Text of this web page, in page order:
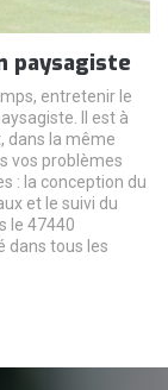
paysagiste
entretenir le
Il est à
dans la même
vos problèmes
: la conception du
et le suivi du
le 47440
dans tous les